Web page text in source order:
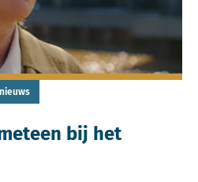
bij het